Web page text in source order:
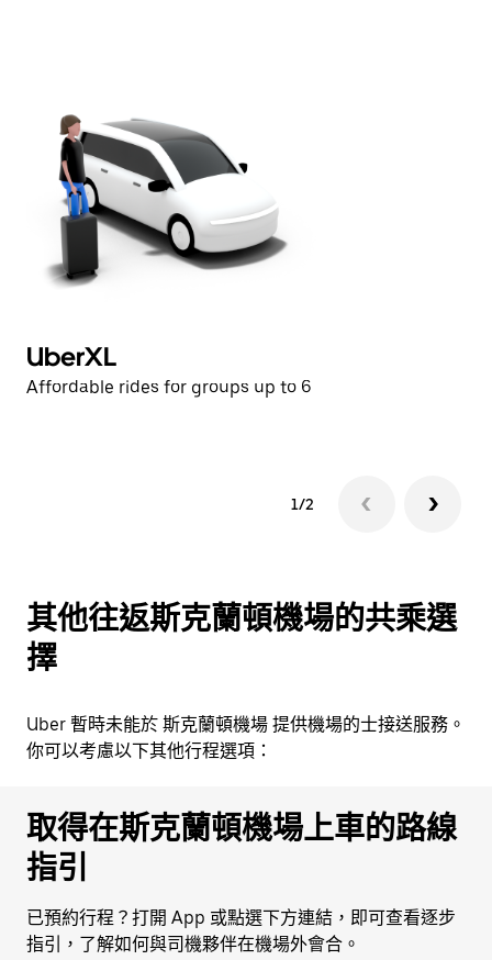
UberXL
Affordable rides for groups up to 6
1/2
其他往返斯克蘭頓機場的共乘選
擇
Uber 暫時未能於 斯克蘭頓機場 提供機場的士接送服務。
你可以考慮以下其他行程選項：
取得在斯克蘭頓機場上車的路線
指引
已預約行程？打開 App 或點選下方連結，即可查看逐步
指引，了解如何與司機夥伴在機場外會合。